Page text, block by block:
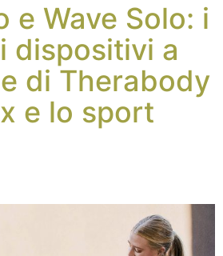
e Wave Solo: i
dispositivi a
di Therabody
e lo sport